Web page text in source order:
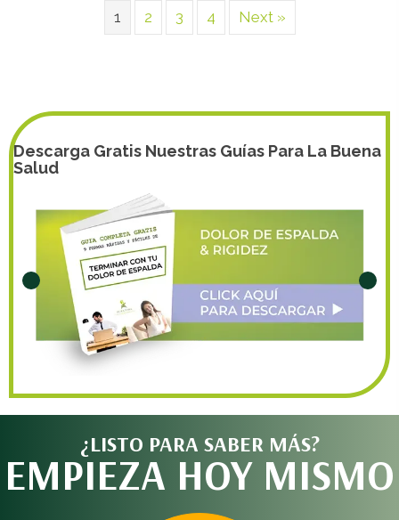
1 2 3 4 Next »
Descarga Gratis Nuestras Guías Para La Buena
Salud
¿LISTO PARA SABER MÁS?
EMPIEZA HOY MISMO